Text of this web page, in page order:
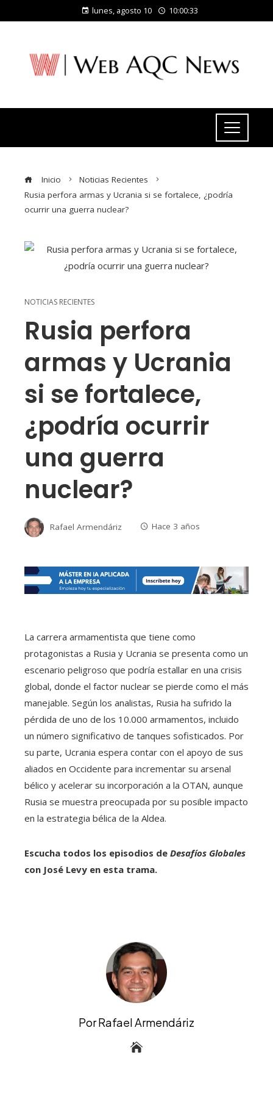
lunes, agosto 10 10:00:34
Inicio
Noticias Recientes
Rusia perfora armas y Ucrania si se fortalece, ¿podría
ocurrir una guerra nuclear?
NOTICIAS RECIENTES
Rusia perfora
armas y Ucrania
si se fortalece,
¿podría ocurrir
una guerra
nuclear?
Rafael Armendáriz Hace 3 años
La carrera armamentista que tiene como
protagonistas a Rusia y Ucrania se presenta como un
escenario peligroso que podría estallar en una crisis
global, donde el factor nuclear se pierde como el más
manejable. Según los analistas, Rusia ha sufrido la
pérdida de uno de los 10.000 armamentos, incluido
un número significativo de tanques sofisticados. Por
su parte, Ucrania espera contar con el apoyo de sus
aliados en Occidente para incrementar su arsenal
bélico y acelerar su incorporación a la OTAN, aunque
Rusia se muestra preocupada por su posible impacto
en la estrategia bélica de la Aldea.
Escucha todos los episodios de Desafíos Globales
con José Levy en esta trama.
Por Rafael Armendáriz